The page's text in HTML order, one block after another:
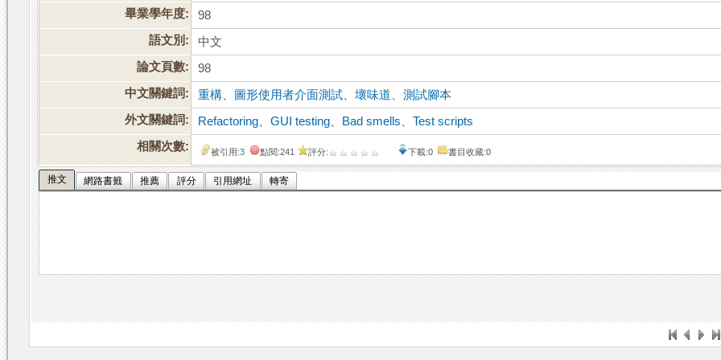
畢業學年度:
98
語文別:
中文
論文頁數:
98
中文關鍵詞:
重構 圖形使用者介面測試 、壞味道 、測試腳本
外文關鍵詞:
Refactoring 、GUI testing Bad smells 、Test scripts
相關次數:
被引用:3 點閱:241 評分: 下載:0 書目收藏:0
推文 網路書籤 推薦 評分 引用網址 轉寄